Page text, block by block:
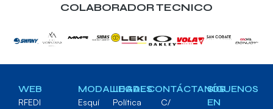
COLABORADOR TECNICO
WEB
RFEDI
MODALIDADES
Esquí
LEGAL
Política
CONTÁCTANOS
C/
SÍGUENOS
EN